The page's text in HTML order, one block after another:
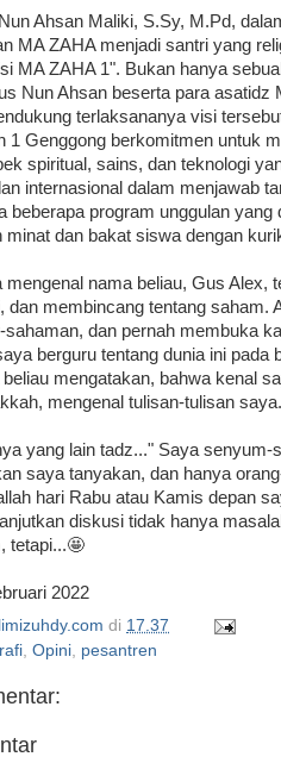
Ahsan Maliki, S.Sy, M.Pd,
MA ZAHA menjadi santri yang
MA ZAHA 1". Bukan hanya
Nun Ahsan beserta para asatidz
terlaksananya visi
1 Genggong berkomitmen untuk
spiritual, sains, dan teknologi
internasional dalam menjawab
beberapa program unggulan yang
minat dan bakat siswa dengan
mengenal nama beliau, Gus Alex,
dan membincang tentang saham.
sahaman, dan pernah membuka
berguru tentang dunia ini
mengatakan, bahwa kenal
mengenal tulisan-tulisan
yang lain tadz..." Saya
saya tanyakan, dan hanya
hari Rabu atau Kamis depan
diskusi tidak hanya
tetapi...🤩
2022
di 17.37
, Opini, pesantren